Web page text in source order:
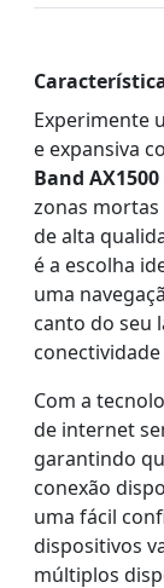
Experimente
e expansiva
Band
zonas
de alta
é a escolha
uma
canto do seu
Com a
de internet
garantindo
conexão
uma fácil
dispositivos
múltiplos